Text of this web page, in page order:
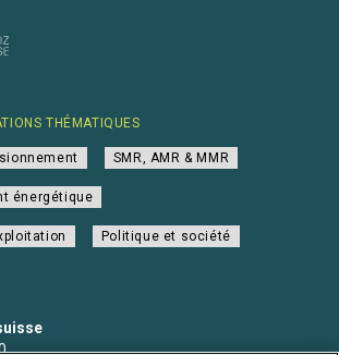
THÉMATIQUES
SMR, AMR & MMR
énergétique
Politique et société